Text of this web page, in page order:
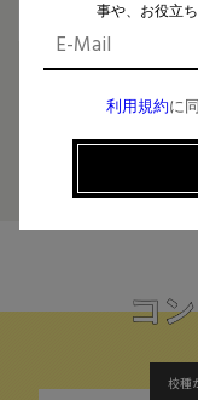
校種
事や、お役立
利用規約に